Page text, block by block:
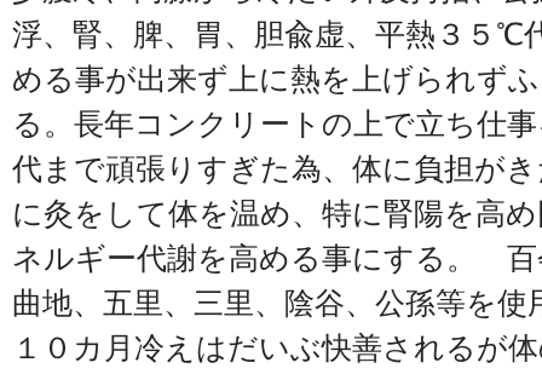
浮、腎、脾、胃、胆兪虚、平熱３５℃
める事が出来ず上に熱を上げられず
る。長年コンクリートの上で立ち仕
代まで頑張りすぎた為、体に負担が
に灸をして体を温め、特に腎陽を高
ネルギー代謝を高める事にする。 百
曲地、五里、三里、陰谷、公孫等を
１０カ月冷えはだいぶ快善されるが